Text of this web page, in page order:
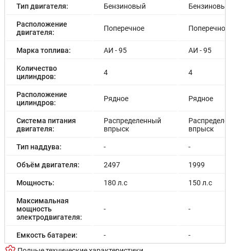
Тип двигателя: Бензиновый Бензиновый
Расположение
двигателя:
Поперечное Поперечное
Марка топлива: АИ - 95 АИ - 95
Количество
цилиндров:
4 4
Расположение
цилиндров:
Рядное Рядное
Система питания
двигателя:
Распределенный
впрыск
впрыск
Тип наддува: - -
Объём двигателя: 2497 1999
Мощность: 180 л.с 150 л.с
Максимальная
мощность
электродвигателя:
- -
Емкость батареи: - -